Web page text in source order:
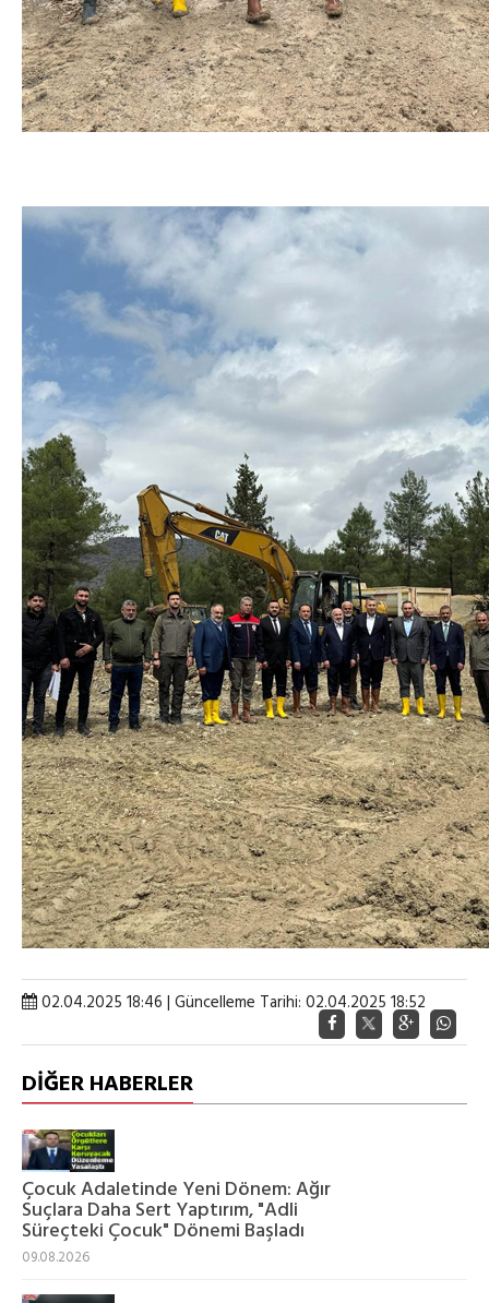
02.04.2025 18:46 | Güncelleme Tarihi: 02.04.2025 18:52
DİĞER HABERLER
Çocuk Adaletinde Yeni Dönem: Ağır
Suçlara Daha Sert Yaptırım, "Adli
Süreçteki Çocuk" Dönemi Başladı
09.08.2026